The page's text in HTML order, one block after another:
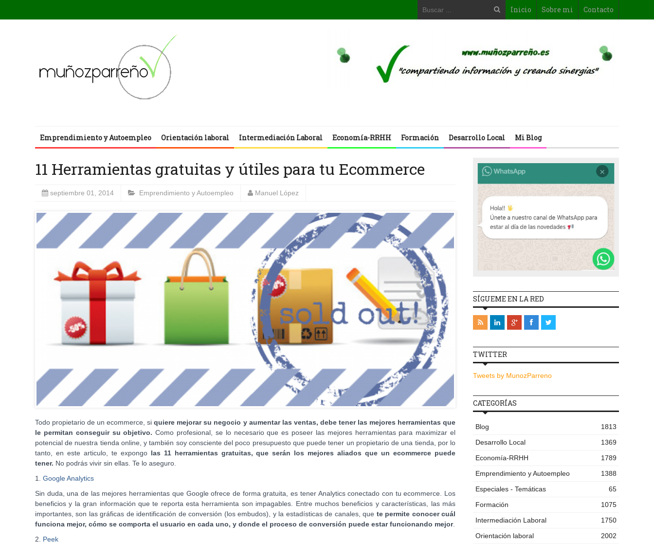
Inicio Sobre mi Contacto
Emprendimiento y Autoempleo Orientación laboral Intermediación Laboral Economía-RRHH Formación Desarrollo Local Mi Blog
11 Herramientas gratuitas y útiles para tu Ecommerce
septiembre 01, 2014 Emprendimiento y Autoempleo Manuel López
Todo propietario de un ecommerce, siquiere mejorar su negocio y aumentar las ventas, debe tener las mejores herramientas que
le permitan conseguir su objetivo. Como profesional, se lo necesario que es poseer las mejores herramientas para maximizar el
potencial de nuestra tienda online, y también soy consciente del poco presupuesto que puede tener un propietario de una tienda, por lo
tanto, en este articulo, te expongo las 11 herramientas gratuitas, que serán los mejores aliados que un ecommerce puede
tener. No podrás vivir sin ellas. Te lo aseguro.
1. Google Analytics
Sin duda, una de las mejores herramientas que Google ofrece de forma gratuita, es tener Analytics conectado con tu ecommerce. Los
beneficios y la gran información que te reporta esta herramienta son impagables. Entre muchos beneficios y características, las más
importantes, son las gráficas de identificación de conversión (los embudos), y la estadísticas de canales, que te permite conocer cuál
funciona mejor, cómo se comporta el usuario en cada uno, y donde el proceso de conversión puede estar funcionando mejor.
2. Peek
SÍGUEME EN LA RED
TWITTER
Tweets by MunozParreno
CATEGORÍAS
Blog
1813
Desarrollo Local
1369
Economía-RRHH
1789
Emprendimiento y Autoempleo
1388
Especiales - Temáticas
65
Formación
1075
Intermediación Laboral
1750
Orientación laboral
2002